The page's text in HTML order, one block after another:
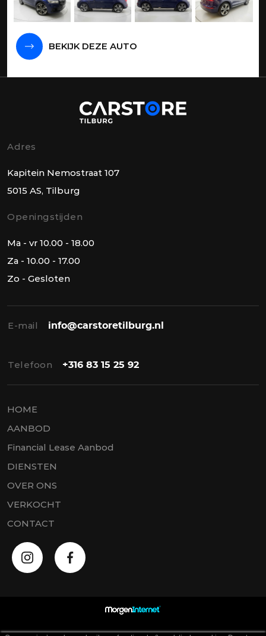
BEKIJK DEZE AUTO
Adres
Kapitein Nemostraat 107
5015 AS, Tilburg
Openingstijden
Ma - vr 10.00 - 18.00
Za - 10.00 - 17.00
Zo - Gesloten
E-mail info@carstoretilburg.nl
Telefoon +316 83 15 25 92
HOME
AANBOD
Financial Lease Aanbod
DIENSTEN
OVER ONS
VERKOCHT
CONTACT